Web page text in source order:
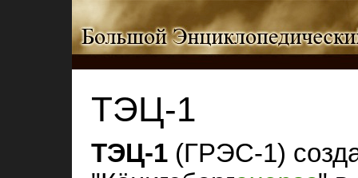
ТЭЦ-1
ТЭЦ‑1 (ГРЭС‑1)